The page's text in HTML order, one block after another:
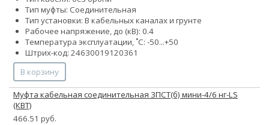
Тип муфты: Соединительная
Тип установки: В кабельных каналах и грунте
Рабочее напряжение, до (кВ): 0.4
Температура эксплуатации, ˚С: -50...+50
Штрих-код: 24630019120361
В корзину
Муфта кабельная соединительная 3ПСТ(б) мини-4/6 нг-LS
(КВТ)
466.51 руб.